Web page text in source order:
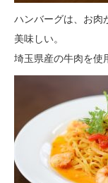
ハンバーグは、お肉
美味しい。
埼玉県産の牛肉を使